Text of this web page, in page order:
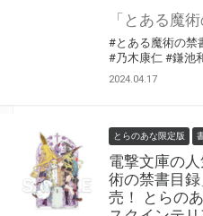
#とある魔術の禁
#乃木康仁 #鎌池
2024.04.17
とらのあな限定版
電撃文庫の
術の禁書目
売！ とらの